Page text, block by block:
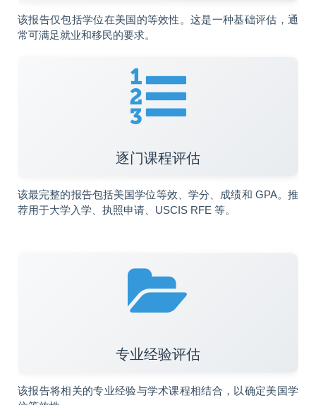
该报告仅包括学位在美国的等效性。这是一种基础评估，通
常可满足就业和移民的要求。
逐门课程评估
该最完整的报告包括美国学位等效、学分、成绩和 GPA。推
荐用于大学入学、执照申请、USCIS RFE 等。
专业经验评估
该报告将相关的专业经验与学术课程相结合，以确定美国学